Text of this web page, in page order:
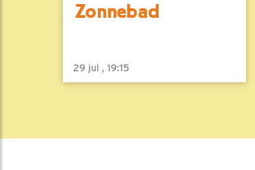
Zonnebad
29 jul , 19:15